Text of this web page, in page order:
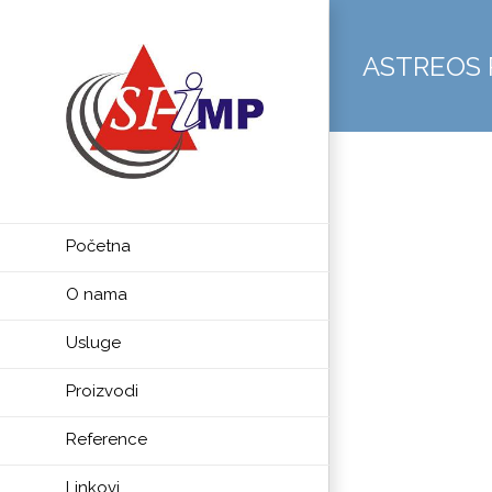
Početna
O nama
Usluge
Proizvodi
Reference
Linkovi
ASTREOS